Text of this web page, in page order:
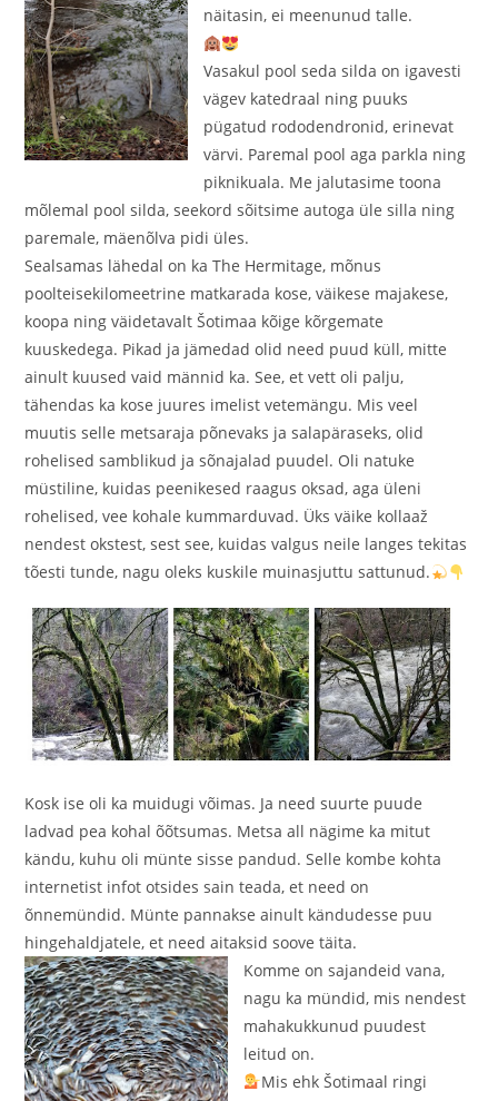
näitasin, ei meenunud talle.
Vasakul pool seda silda on igavesti
vägev katedraal ning puuks
pügatud rododendronid, erinevat
värvi. Paremal pool aga parkla ning
piknikuala. Me jalutasime toona
mõlemal pool silda, seekord sõitsime autoga üle silla ning
paremale, mäenõlva pidi üles.
Sealsamas lähedal on ka The Hermitage, mõnus
poolteisekilomeetrine matkarada kose, väikese majakese,
koopa ning väidetavalt Šotimaa kõige kõrgemate
kuuskedega. Pikad ja jämedad olid need puud küll, mitte
ainult kuused vaid männid ka. See, et vett oli palju,
tähendas ka kose juures imelist vetemängu. Mis veel
muutis selle metsaraja põnevaks ja salapäraseks, olid
rohelised samblikud ja sõnajalad puudel. Oli natuke
müstiline, kuidas peenikesed raagus oksad, aga üleni
rohelised, vee kohale kummarduvad. Üks väike kollaaž
nendest okstest, sest see, kuidas valgus neile langes tekitas
tõesti tunde, nagu oleks kuskile muinasjuttu sattunud.
Kosk ise oli ka muidugi võimas. Ja need suurte puude
ladvad pea kohal õõtsumas. Metsa all nägime ka mitut
kändu, kuhu oli münte sisse pandud. Selle kombe kohta
internetist infot otsides sain teada, et need on
õnnemündid. Münte pannakse ainult kändudesse puu
hingehaldjatele, et need aitaksid soove täita.
Komme on sajandeid vana,
nagu ka mündid, mis nendest
mahakukkunud puudest
leitud on.
Mis ehk Šotimaal ringi